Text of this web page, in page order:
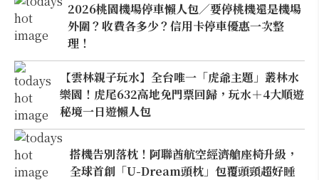
2026桃園機場停車懶人包／要停桃機還是機場
外圍？收費各多少？信用卡停車優惠一次整
理！
【雲林親子玩水】全台唯一「虎爺主題」叢林水
樂園！虎尾632高地免門票回歸，玩水＋4大順遊
秘境一日遊懶人包
搭機告別落枕！阿聯酋航空經濟艙座椅升級，
全球首創「U-Dream頭枕」包覆頭頸超好睡